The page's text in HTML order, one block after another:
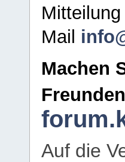
Mail
Machen
Auf die